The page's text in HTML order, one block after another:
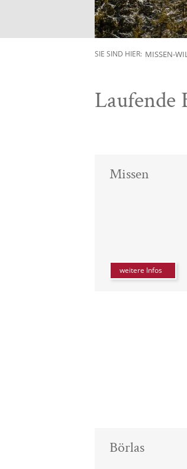
SIE SIND HIER: MISSEN-
Laufende
Missen
weitere Infos
Börlas